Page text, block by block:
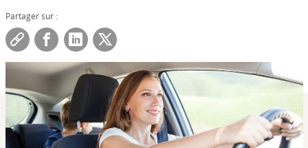
Partager sur :